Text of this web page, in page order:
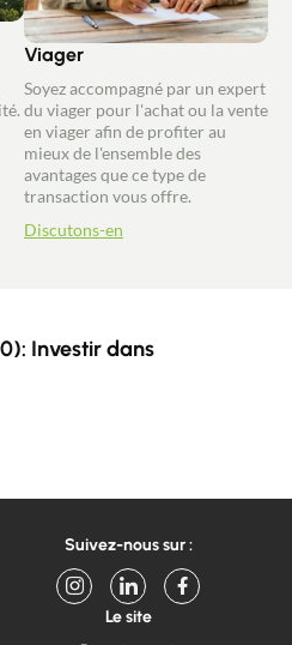
Viager
Soyez accompagné par un expert
du viager pour l'achat ou la vente
en viager afin de profiter au
mieux de l'ensemble des
avantages que ce type de
transaction vous offre.
Discutons-en
Investir dans
Suivez-nous sur :
Le site